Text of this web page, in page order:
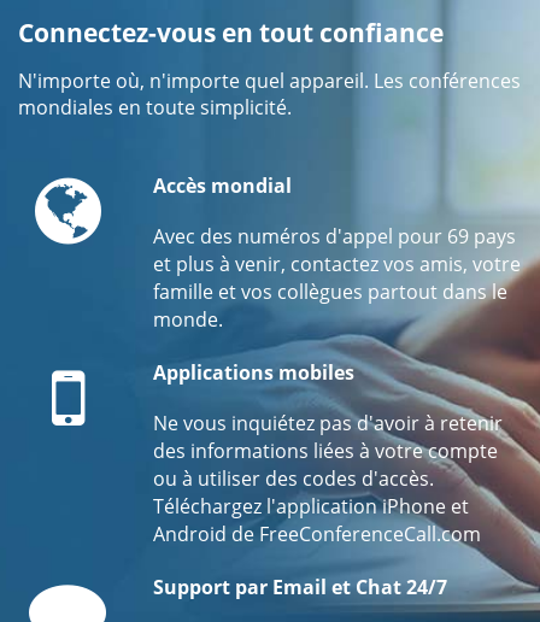
Connectez-vous en tout confiance
N'importe où, n'importe quel appareil. Les conférences
mondiales en toute simplicité.
GlobeAccès mondial
Avec des numéros d'appel pour 69 pays
et plus à venir, contactez vos amis, votre
famille et vos collègues partout dans le
monde.
Mobile
Applications mobiles
Ne vous inquiétez pas d'avoir à retenir
des informations liées à votre compte
ou à utiliser des codes d'accès.
Téléchargez l'application iPhone et
Android de FreeConferenceCall.com
Comment
Support par Email et Chat 24/7